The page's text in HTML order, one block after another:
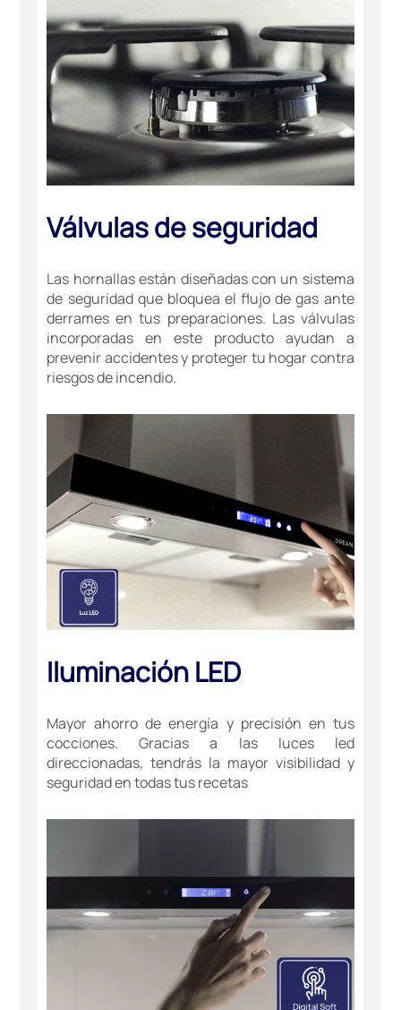
Válvulas de seguridad
Las hornallas están diseñadas con un sistema
de seguridad que bloquea el flujo de gas ante
derrames en tus preparaciones. Las válvulas
incorporadas en este producto ayudan a
prevenir accidentes y proteger tu hogar contra
riesgos de incendio.
Iluminación LED
Mayor ahorro de energía y precisión en tus
cocciones. Gracias a las luces led
direccionadas, tendrás la mayor visibilidad y
seguridad en todas tus recetas